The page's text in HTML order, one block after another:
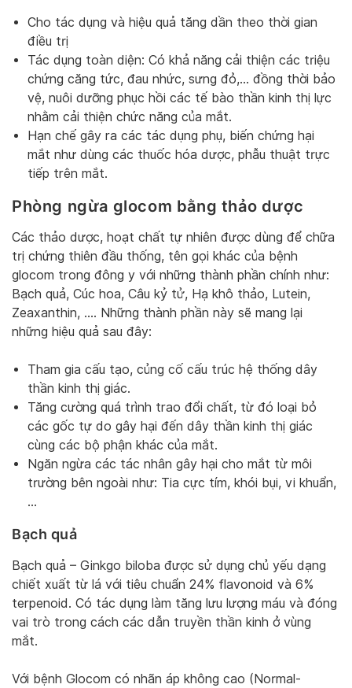
Cho tác dụng và hiệu quả tăng dần theo thời gian
điều trị
Tác dụng toàn diện: Có khả năng cải thiện các triệu
chứng căng tức, đau nhức, sưng đỏ,… đồng thời bảo
vệ, nuôi dưỡng phục hồi các tế bào thần kinh thị lực
nhằm cải thiện chức năng của mắt.
Hạn chế gây ra các tác dụng phụ, biến chứng hại
mắt như dùng các thuốc hóa dược, phẫu thuật trực
tiếp trên mắt.
Phòng ngừa glocom bằng thảo dược
Các thảo dược, hoạt chất tự nhiên được dùng để chữa
trị chứng thiên đầu thống, tên gọi khác của bệnh
glocom trong đông y với những thành phần chính như:
Bạch quả, Cúc hoa, Câu kỷ tử, Hạ khô thảo, Lutein,
Zeaxanthin, …. Những thành phần này sẽ mang lại
những hiệu quả sau đây:
Tham gia cấu tạo, củng cố cấu trúc hệ thống dây
thần kinh thị giác.
Tăng cường quá trình trao đổi chất, từ đó loại bỏ
các gốc tự do gây hại đến dây thần kinh thị giác
cùng các bộ phận khác của mắt.
Ngăn ngừa các tác nhân gây hại cho mắt từ môi
trường bên ngoài như: Tia cực tím, khói bụi, vi khuẩn,
…
Bạch quả
Bạch quả – Ginkgo biloba được sử dụng chủ yếu dạng
chiết xuất từ lá với tiêu chuẩn 24% flavonoid và 6%
terpenoid. Có tác dụng làm tăng lưu lượng máu và đóng
vai trò trong cách các dẫn truyền thần kinh ở vùng
mắt.
Với bệnh Glocom có nhãn áp không cao (Normal-